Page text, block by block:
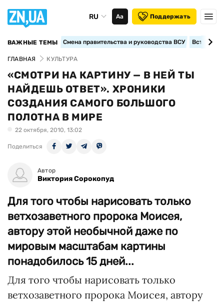
RU Аа Поддержать
ВАЖНЫЕ ТЕМЫ Смена правительства и руководства ВСУ
ГЛАВНАЯ КУЛЬТУРА
«СМОТРИ НА КАРТИНУ — В НЕЙ ТЫ
НАЙДЕШЬ ОТВЕТ». ХРОНИКИ
СОЗДАНИЯ САМОГО БОЛЬШОГО
ПОЛОТНА В МИРЕ
22 октября, 2010, 13:02
Поделиться
Автор
Виктория Сорокопуд
Для того чтобы нарисовать только
ветхозаветного пророка Моисея,
автору этой необычной даже по
мировым масштабам картины
понадобилось 15 дней...
Для того чтобы нарисовать только
ветхозаветного пророка Моисея, автору